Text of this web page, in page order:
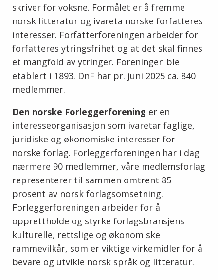
skriver for voksne. Formålet er å fremme
norsk litteratur og ivareta norske forfatteres
interesser. Forfatterforeningen arbeider for
forfatteres ytringsfrihet og at det skal finnes
et mangfold av ytringer. Foreningen ble
etablert i 1893. DnF har pr. juni 2025 ca. 840
medlemmer.
Den norske Forleggerforening er en
interesseorganisasjon som ivaretar faglige,
juridiske og økonomiske interesser for
norske forlag. Forleggerforeningen har i dag
nærmere 90 medlemmer, våre medlemsforlag
representerer til sammen omtrent 85
prosent av norsk forlagsomsetning.
Forleggerforeningen arbeider for å
opprettholde og styrke forlagsbransjens
kulturelle, rettslige og økonomiske
rammevilkår, som er viktige virkemidler for å
bevare og utvikle norsk språk og litteratur.